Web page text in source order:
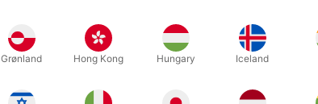
Relaterede produkter
Grønland Hong Kong Hungary Iceland